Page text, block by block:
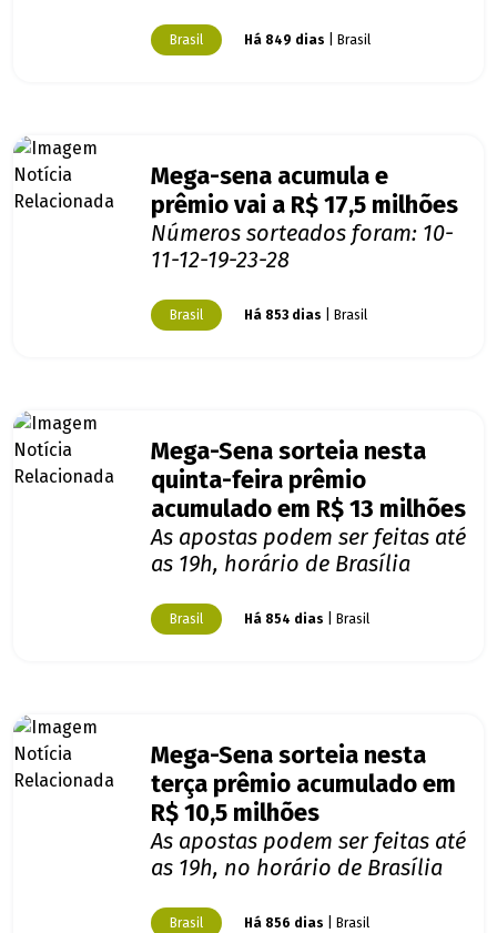
Brasil Há 849 dias | Brasil
Mega-sena acumula e
prêmio vai a R$ 17,5 milhões
Números sorteados foram: 10-
11-12-19-23-28
Brasil Há 853 dias | Brasil
Mega-Sena sorteia nesta
quinta-feira prêmio
acumulado em R$ 13 milhões
As apostas podem ser feitas até
as 19h, horário de Brasília
Brasil Há 854 dias | Brasil
Mega-Sena sorteia nesta
terça prêmio acumulado em
R$ 10,5 milhões
As apostas podem ser feitas até
as 19h, no horário de Brasília
Brasil Há 856 dias | Brasil